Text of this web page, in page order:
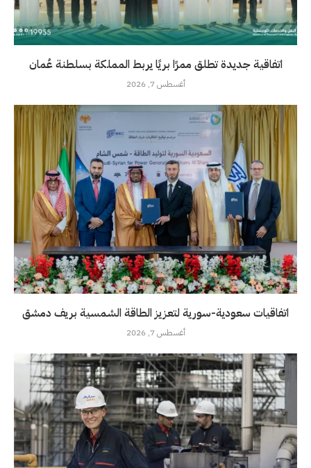
اتفاقية جديدة تطلق ممرًا بريًا يربط المملكة بسلطنة عُمان
أغسطس 7, 2026
اتفاقيات سعودية-سورية لتعزيز الطاقة الشمسية بريف دمشق
أغسطس 7, 2026